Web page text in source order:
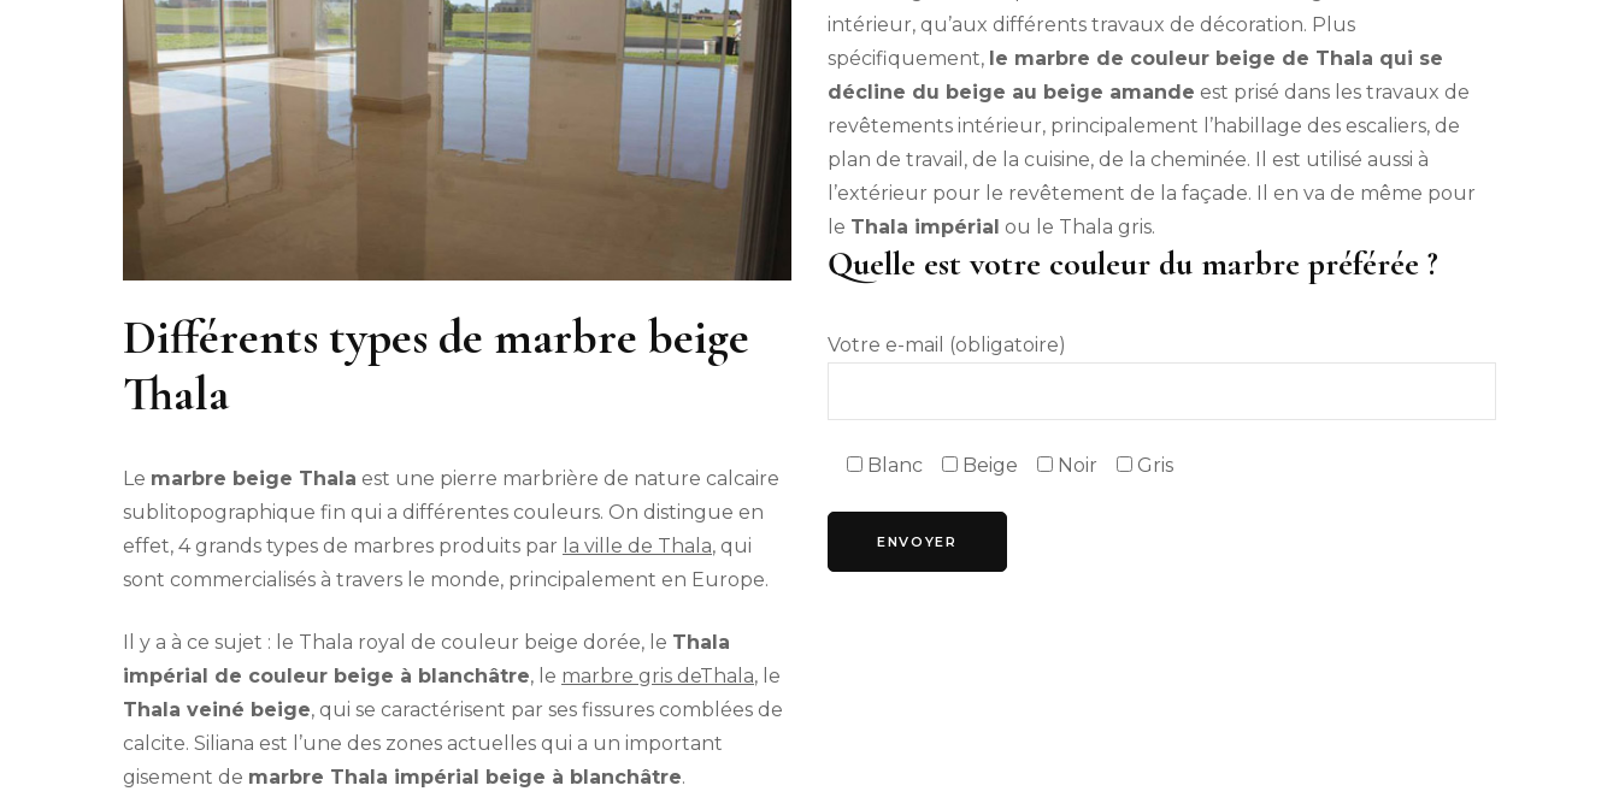
Différents types de marbre beige
Thala
Le marbre beige Thala est une pierre marbrière de nature calcaire
sublitopographique fin qui a différentes couleurs. On distingue en
effet, 4 grands types de marbres produits par la ville de Thala, qui
sont commercialisés à travers le monde, principalement en Europe.
Il y a à ce sujet : le Thala royal de couleur beige dorée, le Thala
impérial de couleur beige à blanchâtre, le marbre gris deThala, le
Thala veiné beige, qui se caractérisent par ses fissures comblées de
calcite. Siliana est l’une des zones actuelles qui a un important
gisement de marbre Thala impérial beige à blanchâtre.
intérieur, qu’aux différents travaux de décoration. Plus
spécifiquement, le marbre de couleur beige de Thala qui se
décline du beige au beige amande est prisé dans les travaux de
revêtements intérieur, principalement l’habillage des escaliers, de
plan de travail, de la cuisine, de la cheminée. Il est utilisé aussi à
l’extérieur pour le revêtement de la façade. Il en va de même pour
le Thala impérial ou le Thala gris.
Quelle est votre couleur du marbre préférée ?
Votre e-mail (obligatoire)
Blanc Beige Noir Gris